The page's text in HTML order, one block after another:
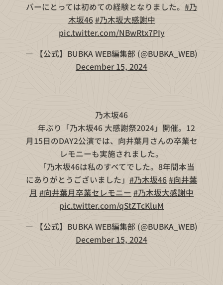
バーにとっては初めての経験となりました。 #乃
木坂46#乃木坂大感謝中
pic.twitter.com/NBwRtx7PIy
— 【公式】BUBKA WEB編集部 (@BUBKA_WEB)
December 15, 2024
乃木坂46
🔟年ぶり「乃木坂46 大感謝祭2024」開催。12
月15日のDAY2公演では、向井葉月さんの卒業セ
レモニーも実施されました。
💛「乃木坂46は私のすべてでした。8年間本当
にありがとうございました」 #乃木坂46#向井葉
月 #向井葉月卒業セレモニー #乃木坂大感謝中
pic.twitter.com/qStZTcKluM
— 【公式】BUBKA WEB編集部 (@BUBKA_WEB)
December 15, 2024